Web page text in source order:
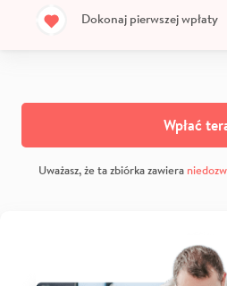
Dokonaj pierwszej wpłaty
Wpłać
Uważasz, że ta zbiórka zawiera